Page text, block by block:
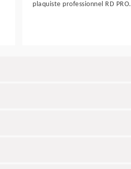
plaquiste professionnel RD PRO.